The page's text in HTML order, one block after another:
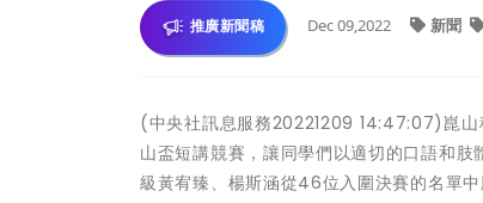
推廣新聞稿 Dec 09,2022 新聞
(中央社訊息服務20221209 14:47:07)崑山
山盃短講競賽，讓同學們以適切的口語和
級黃宥臻、楊斯涵從46位入圍決賽的名單